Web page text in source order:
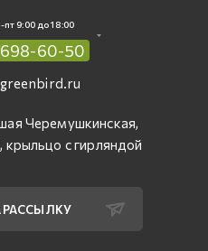
пт 9:00 до 18:00
698-60-50
Черемушкинская,
крыльцо с гирляндой
РАССЫЛКУ